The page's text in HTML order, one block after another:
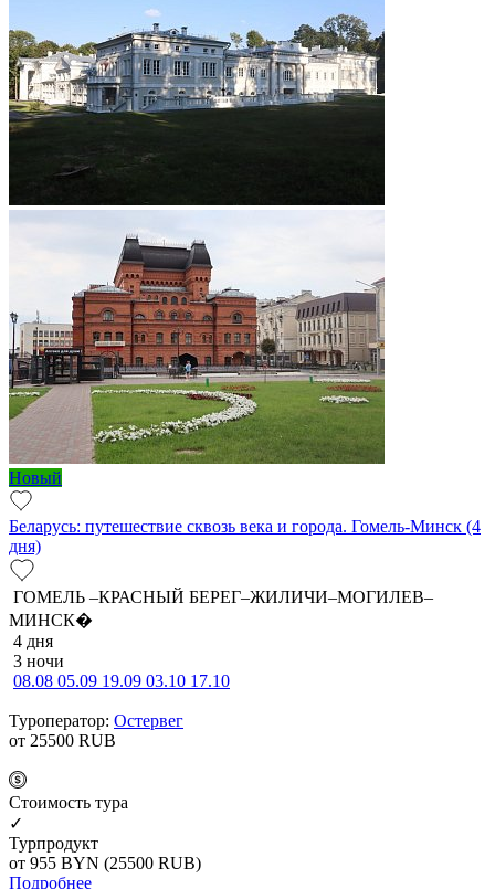
Новый
Беларусь: путешествие сквозь века и города. Гомель-Минск (4
дня)
ГОМЕЛЬ –КРАСНЫЙ БЕРЕГ–ЖИЛИЧИ–МОГИЛЕВ–
МИНСК�
4 дня
3 ночи
08.08 05.09 19.09 03.10 17.10
Туроператор: Остервег
от 25500 RUB
Cтоимость тура
✓
Турпродукт
от 955 BYN (25500 RUB)
Подробнее